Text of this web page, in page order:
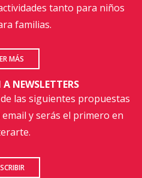
tanto para niños
familias.
MÁS
NEWSLETTERS
las siguientes propuestas
y serás el primero en